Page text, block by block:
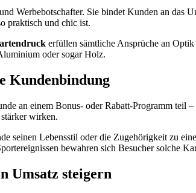
Werbebotschafter. Sie bindet Kunden an das
praktisch und chic ist.
erfüllen sämtliche Ansprüche an
oder sogar Holz.
Kundenbindung
an einem Bonus- oder Rabatt-Programm teil
wirken.
seinen Lebensstil oder die Zugehörigkeit zu
bewahren sich Besucher solche
Umsatz steigern